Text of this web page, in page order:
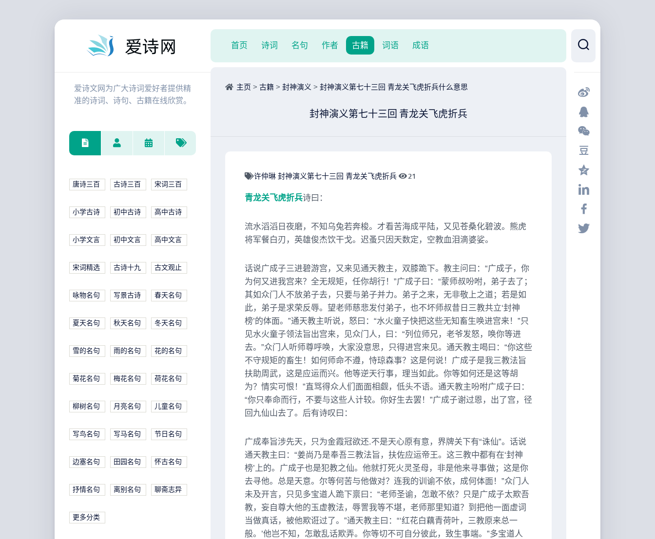
爱诗文网为广大诗词爱好者提供精
准的诗词、诗句、古籍在线欣赏。
唐诗三百 古诗三百 宋词三百
小学古诗 初中古诗 高中古诗
小学文言 初中文言 高中文言
宋词精选 古诗十九 古文观止
咏物名句 写景古诗 春天名句
夏天名句 秋天名句 冬天名句
雪的名句 雨的名句 花的名句
菊花名句 梅花名句 荷花名句
柳树名句 月亮名句 儿童名句
写鸟名句 写马名句 节日名句
边塞名句 田园名句 怀古名句
抒情名句 离别名句 聊斋志异
更多分类
首页 诗词 名句 作者 古籍 词语 成语
主页 > 古籍 > 封神演义 > 封神演义第七十三回 青龙关飞虎折兵什么意思
封神演义第七十三回 青龙关飞虎折兵
许仲琳 封神演义第七十三回 青龙关飞虎折兵 21
青龙关飞虎折兵诗曰：
流水滔滔日夜磨，不知乌兔若奔梭。才看苦海成平陆，又见苍桑化碧波。熊虎
将军餐白刃，英雄俊杰饮干戈。迟蚤只因天数定，空教血泪滴婆娑。
话说广成子三进碧游宫，又来见通天教主，双膝跪下。教主问曰：“广成子，你
为何又进我宫来？全无规矩，任你胡行！”广成子曰：“蒙师叔吩咐，弟子去了；
其如众门人不放弟子去，只要与弟子并力。弟子之来，无非敬上之道；若是如
此，弟子是求荣反辱。望老师慈悲发付弟子，也不坏师叔昔日三教共立‘封神
榜’的体面。”通天教主听说，怒曰：“水火童子快把这些无知畜生唤进宫来！”只
见水火童子领法旨出宫来，见众门人，曰：“列位师兄，老爷发怒，唤你等进
去。”众门人听师尊呼唤，大家没意思，只得进宫来见。通天教主喝曰：“你这些
不守规矩的畜生！如何师命不遵，恃琼森事？这是何说！广成子是我三教法旨
扶助周武，这是应运而兴。他等逆天行事，理当如此。你等如何还是这等胡
为？情实可恨！”直骂得众人们面面相觑，低头不语。通天教主吩咐广成子曰：
“你只奉命而行，不要与这些人计较。你好生去罢！”广成子谢过恩，出了宫，径
回九仙山去了。后有诗叹曰：
广成奉旨涉先天，只为金霞冠欲还.不是天心原有意，界牌关下有“诛仙”。话说
通天教主曰：“姜尚乃是奉吾三教法旨，扶佐应运帝王。这三教中都有在‘封神
榜’上的。广成子也是犯教之仙。他就打死火灵圣母，非是他来寻事做；这是你
去寻他。总是天意。尔等何苦与他做对？连我的训谕不依，成何体面！”众门人
未及开言，只见多宝道人跪下禀曰：“老师圣谕，怎敢不依？只是广成子太欺吾
教，妄自尊大他的玉虚教法，辱詈我等不堪，老师那里知道？到把他一面虚词
当做真话，被他欺诳过了。”通天教主曰：“‘红花白藕青荷叶，三教原来总一
般。’他岂不知，怎敢乱话欺弄。你等切不可自分彼此，致生事端。”多宝道人